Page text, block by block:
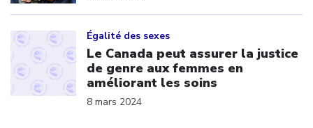
Égalité des sexes
Le Canada peut assurer la justice
de genre aux femmes en
améliorant les soins
8 mars 2024